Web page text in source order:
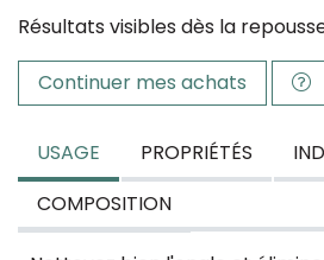
Résultats visibles dès la
Continuer mes achats
USAGE PROPRIÉTÉS
COMPOSITION